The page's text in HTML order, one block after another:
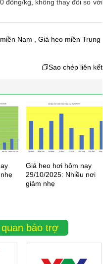
đồng/kg, không thay đổi so với
Nam , Giá heo miền Trung​​​​​​​​​​​​​​​​​​​​​
Sao chép liên kết
Giá heo hơi hôm nay
29/10/2025: Nhiều nơi
giảm nhẹ
bảo trợ